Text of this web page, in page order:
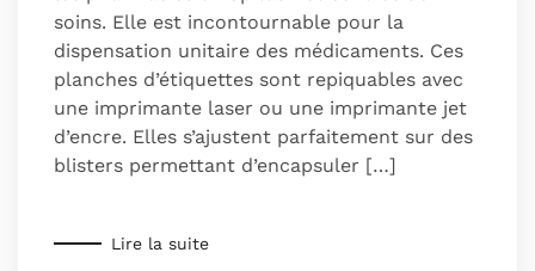
soins. Elle est incontournable pour la
dispensation unitaire des médicaments. Ces
planches d’étiquettes sont repiquables avec
une imprimante laser ou une imprimante jet
d’encre. Elles s’ajustent parfaitement sur des
blisters permettant d’encapsuler […]
Lire la suite